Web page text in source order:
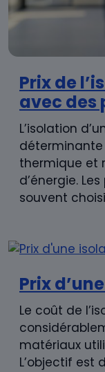
Prix de
avec des
L’isolation
thermique et
d’énergie.
souvent
Prix
Le coût de
matériaux
L’objectif est